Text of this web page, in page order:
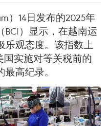
）14日发布的2025年
）显示，在越南运
乐观态度。该指数上
国实施对等关税前的
高纪录。